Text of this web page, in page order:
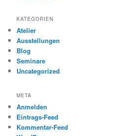
KATEGORIEN
Atelier
Ausstellungen
Blog
Seminare
Uncategorized
META
Anmelden
Eintrags-Feed
Kommentar-Feed